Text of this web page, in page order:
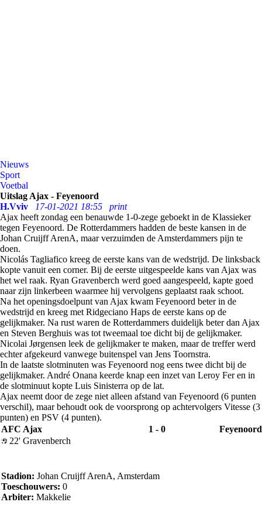
Nieuws
Sport
Voetbal
Uitslag Ajax - Feyenoord
H.Vviv
17-01-2021 18:55
print
Ajax heeft zondag een benauwde 1-0-zege geboekt in de Klassieker
tegen Feyenoord. De Rotterdammers hadden de beste kansen in de
Johan Cruijff ArenA, maar verzuimden de Amsterdammers pijn te
doen.
Nicolás Tagliafico kreeg de eerste kans van de wedstrijd. De linksback
kopte vanuit een corner. Bij de eerste uitgespeelde kans van Ajax was
het wel raak. Ryan Gravenberch werd goed aangespeeld, kapte goed
naar zijn linkerbeen waarmee hij vervolgens geplaatst raak schoot.
Na het openingsdoelpunt van Ajax kwam Feyenoord beter in de
wedstrijd en kreeg met Ridgeciano Haps de eerste kans op de
gelijkmaker. Na rust waren de Rotterdammers duidelijk beter dan Ajax
en Steven Berghuis was tot tweemaal toe dicht bij de gelijkmaker.
Nicolai Jørgensen leek de gelijkmaker te maken, maar de treffer werd
echter afgekeurd vanwege buitenspel van Jens Toornstra.
In de laatste slotminuten was Feyenoord nog eens twee dicht bij de
gelijkmaker. André Onana keerde knap een inzet van Leroy Fer en in
de slotminuut kopte Luis Sinisterra op de lat.
Ajax neemt door de zege niet alleen afstand van Feyenoord (6 punten
verschil), maar behoudt ook de voorsprong op achtervolgers Vitesse (3
punten) en PSV (4 punten).
AFC Ajax
1 - 0
Feyenoord
22' Gravenberch
Stadion: Johan Cruijff ArenA, Amsterdam
Toeschouwers: 0
Arbiter: Makkelie